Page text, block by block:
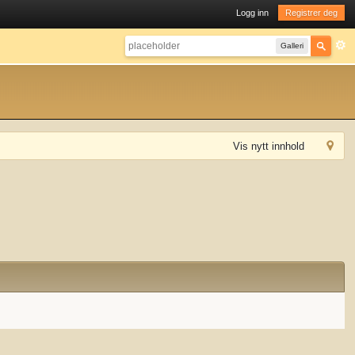
Logg inn Registrer deg
Galleri
Vis nytt innhold